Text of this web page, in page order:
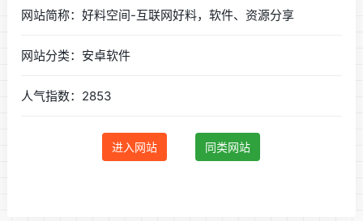
网站简称：好料空间-互联网好料，软件、资源分享
网站分类：安卓软件
人气指数：2853
进入网站 同类网站